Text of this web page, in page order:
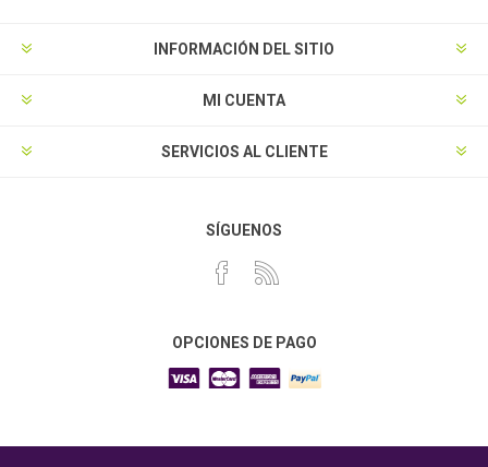
INFORMACIÓN DEL SITIO
MI CUENTA
SERVICIOS AL CLIENTE
SÍGUENOS
OPCIONES DE PAGO